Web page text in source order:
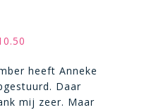
heeft Anneke
Daar
mij zeer. Maar